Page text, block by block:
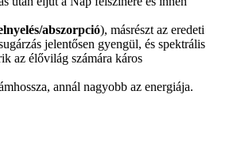
abszorpció), másrészt az eredeti
jelentősen gyengül, és spektrális
az élővilág számára káros
annál nagyobb az energiája.